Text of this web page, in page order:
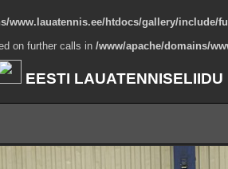
www.lauatennis.ee/htdocs/gallery/include/
on further calls in /www/apache/domains/
EESTI